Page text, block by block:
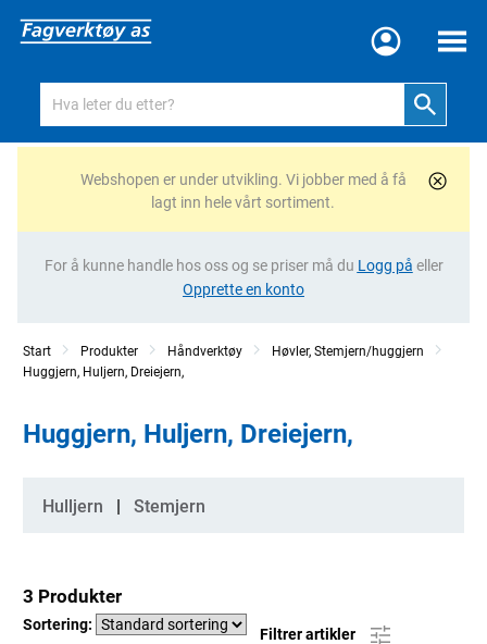
Meny
Webshopen er under utvikling. Vi jobber med å få
lagt inn hele vårt sortiment.
For å kunne handle hos oss og se priser må du Logg på eller
Opprette en konto
Start Produkter Håndverktøy
Høvler, Stemjern/huggjern
Huggjern, Huljern, Dreiejern,
Huggjern, Huljern, Dreiejern,
Kategorier
Hulljern Stemjern
3 Produkter
Sortering:
Filtrer artikler